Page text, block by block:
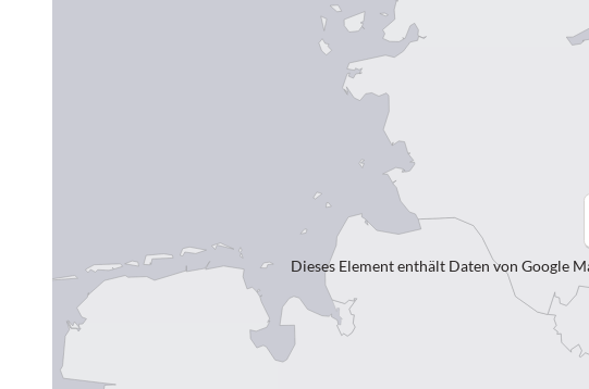
Dieses Element enthält Daten von Google